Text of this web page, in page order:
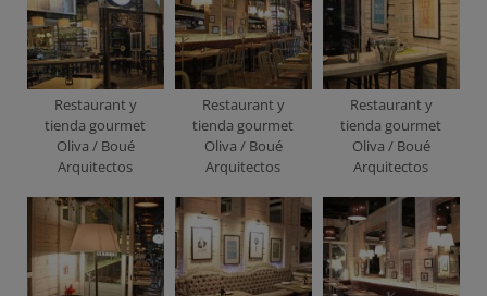
Restaurant y
tienda gourmet
Oliva / Boué
Arquitectos
Restaurant y
tienda gourmet
Oliva / Boué
Arquitectos
Restaurant y
tienda gourmet
Oliva / Boué
Arquitectos